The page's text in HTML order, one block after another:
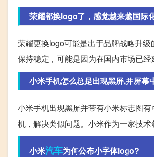
荣耀都换logo了，感觉越来越国际
荣耀更换logo可能是出于品牌战略升
保持稳定，可能是因为在国内市场已
小米手机怎么总是出现黑屏,并屏幕
小米手机出现黑屏并带有小米标志图
机，解决类似问题。小米作为一家技术
小米汽车为何公布小字体logo?